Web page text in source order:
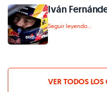
Iván
Seguir leyendo...
VER TODOS